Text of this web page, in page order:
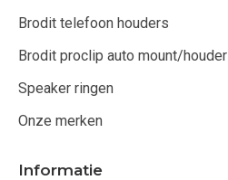
Brodit telefoon houders
Brodit proclip auto mount/houder
Speaker ringen
Onze merken
Informatie